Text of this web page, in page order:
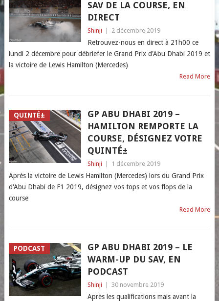
SAV DE LA COURSE, EN
DIRECT
Shinji 2 décembre 2019
Retrouvez-nous en direct à 21h00 ce
lundi 2 décembre pour débriefer le Grand Prix d'Abu Dhabi 2019 et
la victoire de Lewis Hamilton (Mercedes)
Read More
QUINTÉ±
GP ABU DHABI 2019 –
HAMILTON REMPORTE LA
COURSE, DÉSIGNEZ VOTRE
QUINTÉ±
Shinji 1 décembre 2019
Après la victoire de Lewis Hamilton (Mercedes) lors du Grand Prix
d'Abu Dhabi de F1 2019, désignez vos tops et vos flops de la
course
Read More
PODCAST
GP ABU DHABI 2019 – LE
WARM-UP DU SAV, EN
PODCAST
Shinji 30 novembre 2019
Après les qualifications mais avant la